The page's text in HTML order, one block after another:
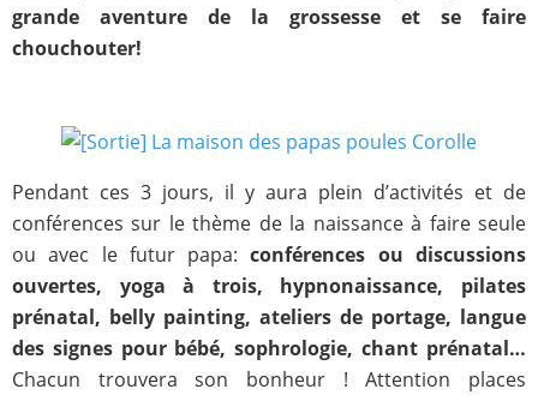
grande aventure de la grossesse et se faire
chouchouter!
Pendant ces 3 jours, il y aura plein d’activités et de
conférences sur le thème de la naissance à faire seule
ou avec le futur papa:conférences ou discussions
ouvertes, yoga à trois, hypnonaissance, pilates
prénatal, belly painting, ateliers de portage, langue
des signes pour bébé, sophrologie, chant prénatal…
Chacun trouvera son bonheur ! Attention places